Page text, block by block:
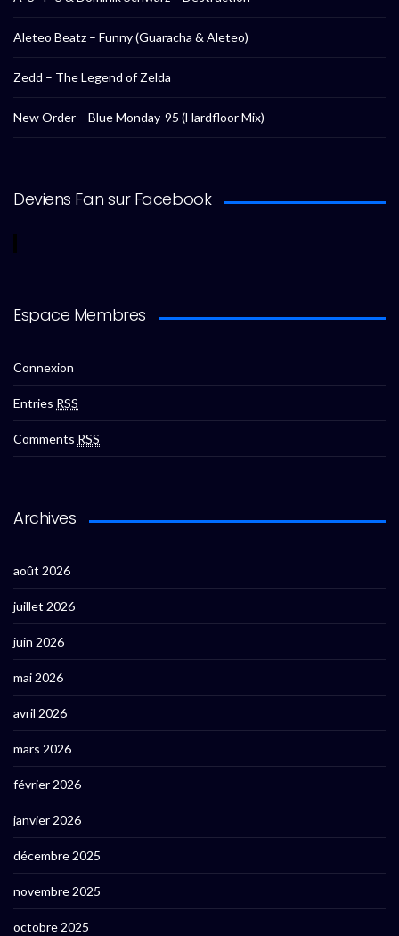
Aleteo Beatz – Funny (Guaracha & Aleteo)
Zedd – The Legend of Zelda
New Order – Blue Monday-95 (Hardfloor Mix)
Deviens Fan sur Facebook
Espace Membres
Connexion
Entries RSS
Comments RSS
Archives
août 2026
juillet 2026
juin 2026
mai 2026
avril 2026
mars 2026
février 2026
janvier 2026
décembre 2025
novembre 2025
octobre 2025